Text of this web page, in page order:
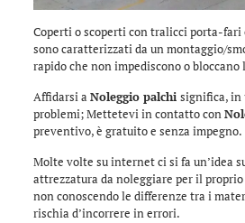
Coperti o scoperti con tralicci porta-fari
sono caratterizzati da un montaggio/
rapido che non impediscono o
Affidarsi a Noleggio palchi significa, in
problemi; Mettetevi in contatto con
preventivo, è gratuito e senza impegno.
Molte volte su internet ci si fa un’idea
attrezzatura da noleggiare per il
non conoscendo le differenze tra i
rischia d’incorrere in errori.